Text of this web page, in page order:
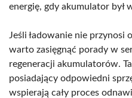
energię, gdy akumulator był
Jeśli ładowanie nie
warto zasięgnąć porady w
regeneracji akumulatorów.
posiadający odpowiedni
wspierają cały proces